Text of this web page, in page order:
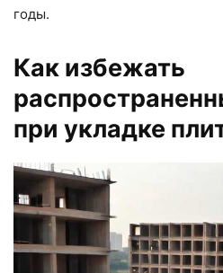
годы.
Как избежать
при укладке